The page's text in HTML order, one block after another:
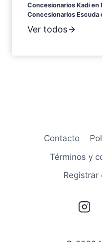
Concesionarios Kadi en
Concesionarios Escuda
Ver todos
Contacto
Términos y
Registrar